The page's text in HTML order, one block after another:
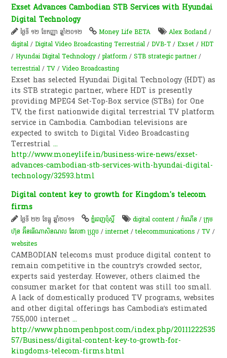
Exset Advances Cambodian STB Services with Hyundai
Digital Technology
ថ្ងៃទី ១២ ខែកញ្ញា ឆ្នាំ២០១២ Money Life BETA Alex Borland /
digital /Digital Video Broadcasting Terrestrial /DVB-T /Exset /HDT
/Hyundai Digital Technology /platform /STB strategic partner/
terrestrial /TV /Video Broadcasting
Exset has selected Hyundai Digital Technology (HDT) as
its STB strategic partner, where HDT is presently
providing MPEG4 Set-Top-Box service (STBs) for One
TV, the first nationwide digital terrestrial TV platform
service in Cambodia. Cambodian televisions are
expected to switch to Digital Video Broadcasting
Terrestrial...
http://www.moneylife.in/business-wire-news/exset-
advances-cambodian-stb-services-with-hyundai-digital-
technology/32593.html
Digital content key to growth for Kingdom's telecom
firms
ថ្ងៃទី ២២ ខែធ្នូ ឆ្នាំ២០១១ ភ្នំពេញប៉ុស្តិ៍ digital content /កំណើន​ /ក្រុម
ហ៊ុន អ៊ីនធើណាសិនណល ដែលតា​ ហ្គ្រុប /internet /telecommunications /TV /
websites
CAMBODIAN telecoms must produce digital content to
remain competitive in the country’s crowded sector,
experts said yesterday. However, others claimed the
consumer market for that content was still too small.
A lack of domestically produced TV programs, websites
and other digital offerings has Cambodia’s estimated
755,000 internet...
http://www.phnompenhpost.com/index.php/20111222535
57/Business/digital-content-key-to-growth-for-
kingdoms-telecom-firms.html